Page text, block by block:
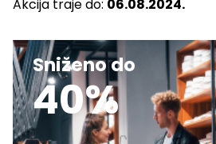
Akcija traje do: 06.08.2024.
Sniženo do
40%